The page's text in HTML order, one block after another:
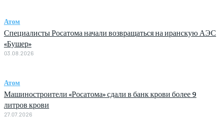
Атом
Специалисты Росатома начали возвращаться на иранскую АЭС
«Бушер»
03.08.2026
Атом
Машиностроители «Росатома» сдали в банк крови более 9
литров крови
27.07.2026